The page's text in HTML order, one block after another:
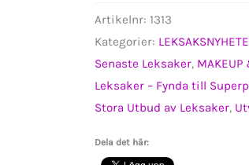
mängd
Artikelnr:1313
Kategorier:
Senaste Leksaker, MAKEUP
Leksaker – Fynda till
Stora Utbud av Leksaker,
Dela det här: